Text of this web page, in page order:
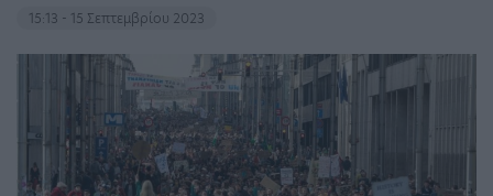
15:13 - 15 Σεπτεμβρίου 2023